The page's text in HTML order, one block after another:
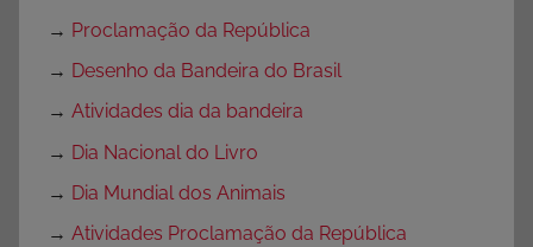
→ Proclamação da República
→ Desenho da Bandeira do Brasil
→ Atividades dia da bandeira
→ Dia Nacional do Livro
→ Dia Mundial dos Animais
→ Atividades Proclamação da República